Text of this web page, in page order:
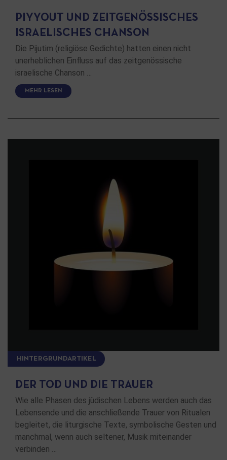
PIYYOUT UND ZEITGENÖSSISCHES
ISRAELISCHES CHANSON
Die Pijutim (religiöse Gedichte) hatten einen nicht
unerheblichen Einfluss auf das zeitgenössische
israelische Chanson …
MEHR LESEN
HINTERGRUNDARTIKEL
DER TOD UND DIE TRAUER
Wie alle Phasen des jüdischen Lebens werden auch das
Lebensende und die anschließende Trauer von Ritualen
begleitet, die liturgische Texte, symbolische Gesten und
manchmal, wenn auch seltener, Musik miteinander
verbinden …